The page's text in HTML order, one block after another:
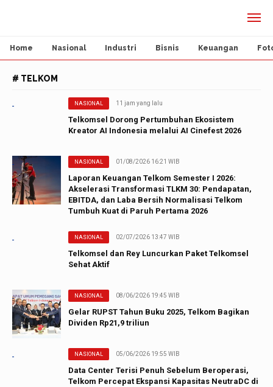
Home Nasional Industri Bisnis Keuangan
# TELKOM
NASIONAL 11 jam yang lalu
Telkomsel Dorong Pertumbuhan Ekosistem
Kreator AI Indonesia melalui AI Cinefest 2026
NASIONAL 01/08/2026 16:21 WIB
Laporan Keuangan Telkom Semester I 2026:
Akselerasi Transformasi TLKM 30: Pendapatan,
EBITDA, dan Laba Bersih Normalisasi Telkom
Tumbuh Kuat di Paruh Pertama 2026
NASIONAL 02/07/2026 13:47 WIB
Telkomsel dan Rey Luncurkan Paket Telkomsel
Sehat Aktif
NASIONAL 08/06/2026 19:45 WIB
Gelar RUPST Tahun Buku 2025, Telkom Bagikan
Dividen Rp21,9 triliun
NASIONAL 05/06/2026 19:55 WIB
Data Center Terisi Penuh Sebelum Beroperasi,
Telkom Percepat Ekspansi Kapasitas NeutraDC di